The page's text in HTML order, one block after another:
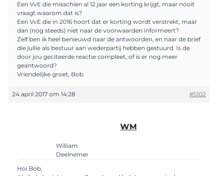
Een VvE die misschien al 12 jaar een korting krijgt, maar nooit
vraagt waarom dat is?
Een VvE die in 2016 hoort dat er korting wordt verstrekt, maar
dan (nog steeds) niet naar de voorwaarden informeert?
Zelf ben ik heel benieuwd naar de antwoorden, en naar de brief
die jullie als bestuur aan wederpartij hebben gestuurd. Is de
door jou geciteerde reactie compleet, of is er nog meer
geantwoord?
Vriendelijke groet, Bob.
24 april 2017 om 14:28 #5102
WM
William
Deelnemer
Hoi Bob,